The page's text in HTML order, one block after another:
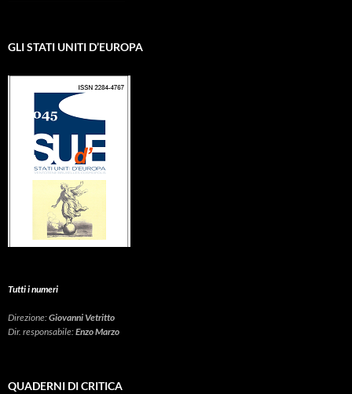
GLI STATI UNITI D’EUROPA
Tutti i numeri
Direzione:Giovanni Vetritto
Dir. responsabile:Enzo Marzo
QUADERNI DI CRITICA